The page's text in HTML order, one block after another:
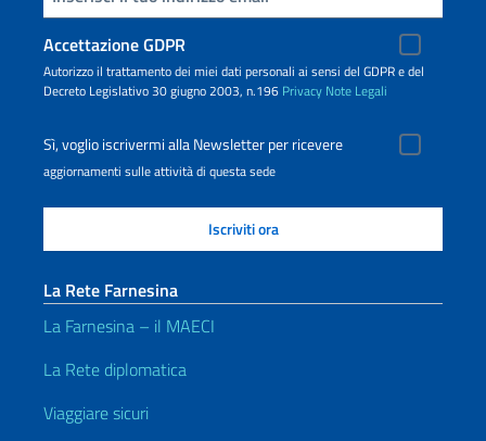
Accettazione GDPR
Autorizzo il trattamento dei miei dati personali ai sensi del GDPR e del
Decreto Legislativo 30 giugno 2003, n.196 Privacy Note Legali
Sì, voglio iscrivermi alla Newsletter per ricevere
aggiornamenti sulle attività di questa sede
La Rete Farnesina
La Farnesina – il MAECI
La Rete diplomatica
Viaggiare sicuri